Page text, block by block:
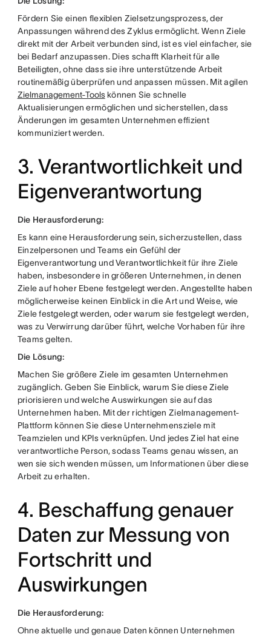
Fördern Sie einen flexiblen Zielsetzungsprozess, der
Anpassungen während des Zyklus ermöglicht. Wenn Ziele
direkt mit der Arbeit verbunden sind, ist es viel einfacher, sie
bei Bedarf anzupassen. Dies schafft Klarheit für alle
Beteiligten, ohne dass sie ihre unterstützende Arbeit
routinemäßig überprüfen und anpassen müssen. Mit agilen
Zielmanagement-Toolskönnen Sie schnelle
Aktualisierungen ermöglichen und sicherstellen, dass
Änderungen im gesamten Unternehmen effizient
kommuniziert werden.
3. Verantwortlichkeit und
Eigenverantwortung
Die Herausforderung:
Es kann eine Herausforderung sein, sicherzustellen, dass
Einzelpersonen und Teams ein Gefühl der
Eigenverantwortung und Verantwortlichkeit für ihre Ziele
haben, insbesondere in größeren Unternehmen, in denen
Ziele auf hoher Ebene festgelegt werden. Angestellte haben
möglicherweise keinen Einblick in die Art und Weise, wie
Ziele festgelegt werden, oder warum sie festgelegt werden,
was zu Verwirrung darüber führt, welche Vorhaben für ihre
Teams gelten.
Die Lösung:
Machen Sie größere Ziele im gesamten Unternehmen
zugänglich. Geben Sie Einblick, warum Sie diese Ziele
priorisieren und welche Auswirkungen sie auf das
Unternehmen haben. Mit der richtigen Zielmanagement-
Plattform können Sie diese Unternehmensziele mit
Teamzielen und KPIs verknüpfen. Und jedes Ziel hat eine
verantwortliche Person, sodass Teams genau wissen, an
wen sie sich wenden müssen, um Informationen über diese
Arbeit zu erhalten.
4. Beschaffung genauer
Daten zur Messung von
Fortschritt und
Auswirkungen
Die Herausforderung:
Ohne aktuelle und genaue Daten können Unternehmen